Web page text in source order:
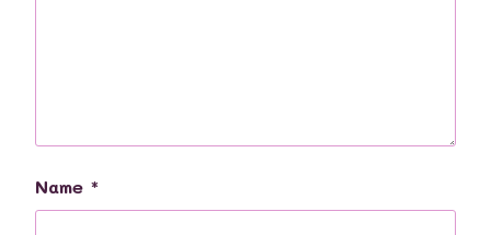
Name *